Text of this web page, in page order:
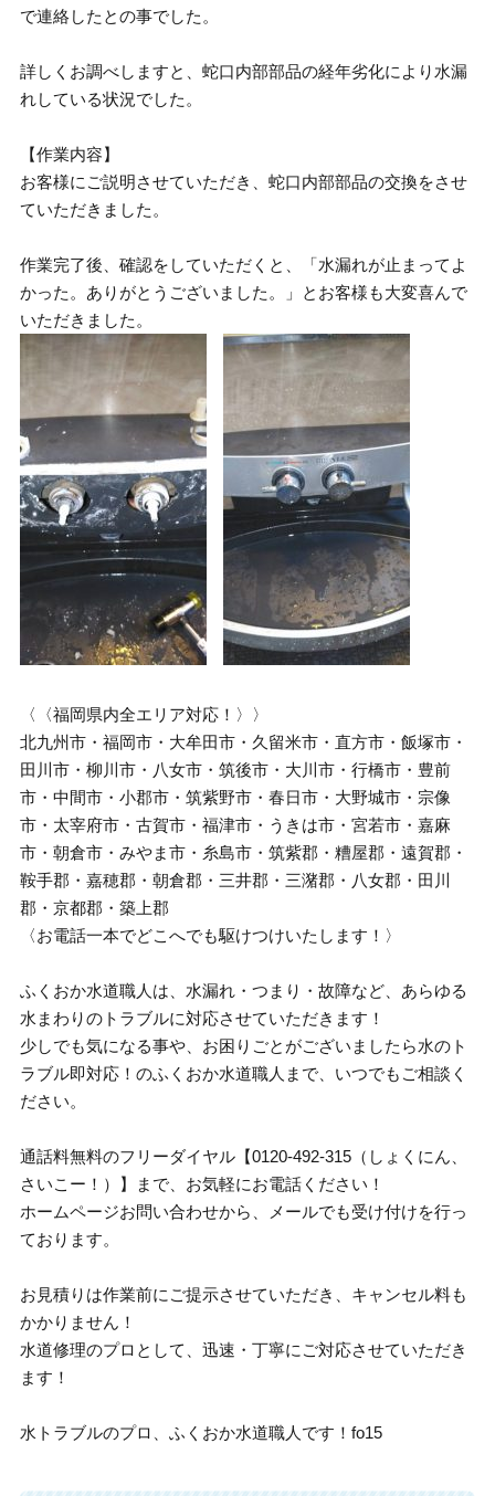
で連絡したとの事でした。
詳しくお調べしますと、蛇口内部部品の経年劣化により水漏
れしている状況でした。
【作業内容】
お客様にご説明させていただき、蛇口内部部品の交換をさせ
ていただきました。
作業完了後、確認をしていただくと、「水漏れが止まってよ
かった。ありがとうございました。」とお客様も大変喜んで
いただきました。
〈〈福岡県内全エリア対応！〉〉
北九州市・福岡市・大牟田市・久留米市・直方市・飯塚市・
田川市・柳川市・八女市・筑後市・大川市・行橋市・豊前
市・中間市・小郡市・筑紫野市・春日市・大野城市・宗像
市・太宰府市・古賀市・福津市・うきは市・宮若市・嘉麻
市・朝倉市・みやま市・糸島市・筑紫郡・糟屋郡・遠賀郡・
鞍手郡・嘉穂郡・朝倉郡・三井郡・三潴郡・八女郡・田川
郡・京都郡・築上郡
〈お電話一本でどこへでも駆けつけいたします！〉
ふくおか水道職人は、水漏れ・つまり・故障など、あらゆる
水まわりのトラブルに対応させていただきます！
少しでも気になる事や、お困りごとがございましたら水のト
ラブル即対応！のふくおか水道職人まで、いつでもご相談く
ださい。
通話料無料のフリーダイヤル【0120-492-315（しょくにん、
さいこー！）】まで、お気軽にお電話ください！
ホームページお問い合わせから、メールでも受け付けを行っ
ております。
お見積りは作業前にご提示させていただき、キャンセル料も
かかりません！
水道修理のプロとして、迅速・丁寧にご対応させていただき
ます！
水トラブルのプロ、ふくおか水道職人です！fo15